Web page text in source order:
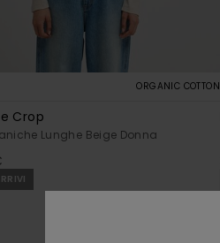
ORGANIC COTTON
Crop
Lunghe Beige Donna